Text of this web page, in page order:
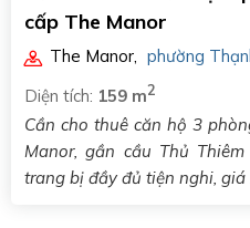
cấp The Manor
The Manor
phường
Diện tích: 159 m2
Cần cho thuê căn hộ 3
Manor, gần cầu Thủ
trang bị đầy đủ tiện nghi,